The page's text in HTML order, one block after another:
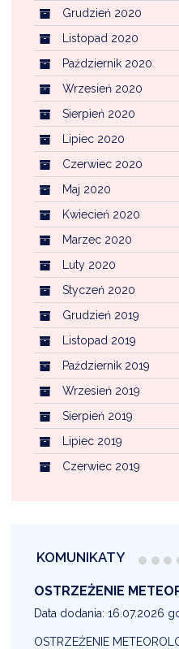
Grudzień 2020
Listopad 2020
Październik 2020
Wrzesień 2020
Sierpień 2020
Lipiec 2020
Czerwiec 2020
Maj 2020
Kwiecień 2020
Marzec 2020
Luty 2020
Styczeń 2020
Grudzień 2019
Listopad 2019
Październik 2019
Wrzesień 2019
Sierpień 2019
Lipiec 2019
Czerwiec 2019
KOMUNIKATY
OSTRZEŻENIE
Data dodania: 16.07.2026
OSTRZEŻENIE